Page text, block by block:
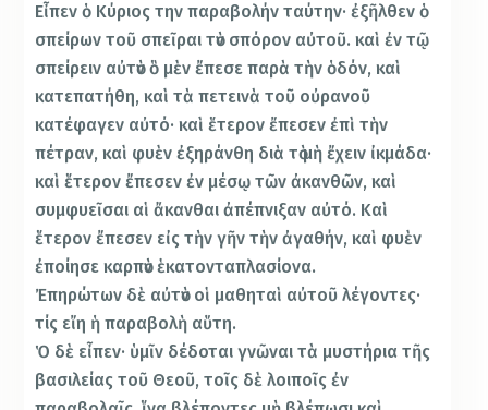
Εἶπεν ὁ Κύριος την παραβολήν ταύτην· ἐξῆλθεν ὁ
σπείρων τοῦ σπεῖραι τὸν σπόρον αὐτοῦ. καὶ ἐν τῷ
σπείρειν αὐτὸν ὃ μὲν ἔπεσε παρὰ τὴν ὁδόν, καὶ
κατεπατήθη, καὶ τὰ πετεινὰ τοῦ οὐρανοῦ
κατέφαγεν αὐτό· καὶ ἕτερον ἔπεσεν ἐπὶ τὴν
πέτραν, καὶ φυὲν ἐξηράνθη διὰ τὸ μὴ ἔχειν ἰκμάδα·
καὶ ἕτερον ἔπεσεν ἐν μέσῳ τῶν ἀκανθῶν, καὶ
συμφυεῖσαι αἱ ἄκανθαι ἀπέπνιξαν αὐτό. Καὶ
ἕτερον ἔπεσεν εἰς τὴν γῆν τὴν ἀγαθήν, καὶ φυὲν
ἐποίησε καρπὸν ἑκατονταπλασίονα.
Ἐπηρώτων δὲ αὐτὸν οἱ μαθηταὶ αὐτοῦ λέγοντες·
τίς εἴη ἡ παραβολὴ αὕτη.
Ὁ δὲ εἶπεν· ὑμῖν δέδοται γνῶναι τὰ μυστήρια τῆς
βασιλείας τοῦ Θεοῦ, τοῖς δὲ λοιποῖς ἐν